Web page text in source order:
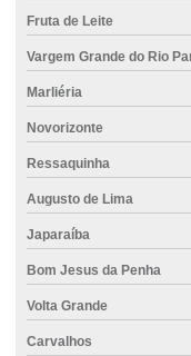
Fruta de Leite
Vargem Grande do Rio
Marliéria
Novorizonte
Ressaquinha
Augusto de Lima
Japaraíba
Bom Jesus da Penha
Volta Grande
Carvalhos